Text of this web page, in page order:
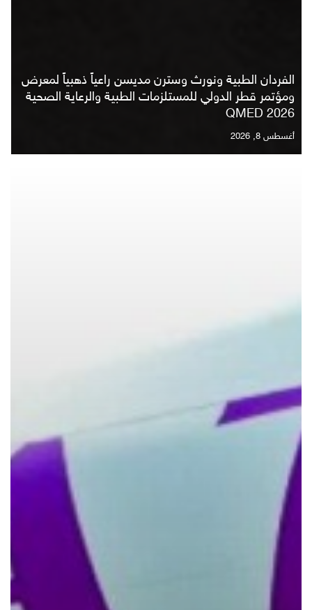
الفردان الطبية ونورث وسترن مديسن راعياً ذهبياً لمعرض
ومؤتمر قطر الدولي للمستلزمات الطبية والرعاية الصحية
QMED 2026
أغسطس 8, 2026
بنك الدوحة يعلن إطلاق هوية مؤسسية جديدة
يوليو 22, 2026
غرفة قطر تشارك في اجتماع الغرفة الإسلامية للتجارة
والتنمية في انقرة
يونيو 30, 2026